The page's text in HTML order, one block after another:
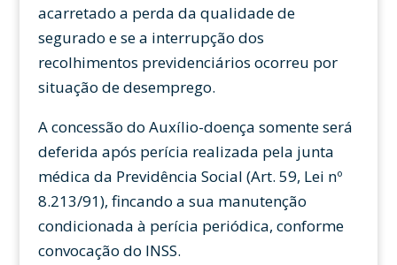
acarretado a perda da qualidade de
segurado e se a interrupção dos
recolhimentos previdenciários ocorreu por
situação de desemprego.
A concessão do Auxílio-doença somente será
deferida após perícia realizada pela junta
médica da Previdência Social (Art. 59, Lei nº
8.213/91), fincando a sua manutenção
condicionada à perícia periódica, conforme
convocação do INSS.